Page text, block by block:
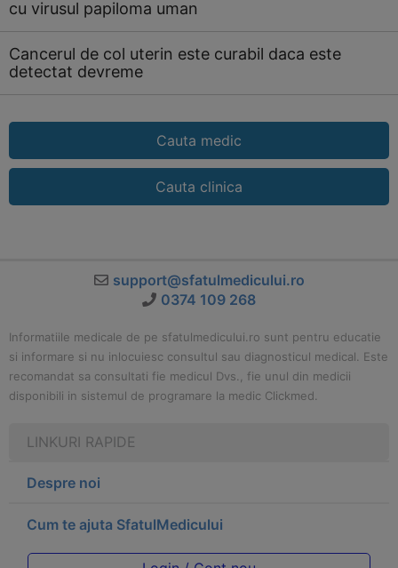
cu virusul papiloma uman
Cancerul de col uterin este curabil daca este
detectat devreme
Cauta medic
Cauta clinica
support@sfatulmedicului.ro
0374 109 268
Informatiile medicale de pe sfatulmedicului.ro sunt pentru educatie
si informare si nu inlocuiesc consultul sau diagnosticul medical. Este
recomandat sa consultati fie medicul Dvs., fie unul din medicii
disponibili in sistemul de programare la medic Clickmed.
LINKURI RAPIDE
Despre noi
Cum te ajuta SfatulMedicului